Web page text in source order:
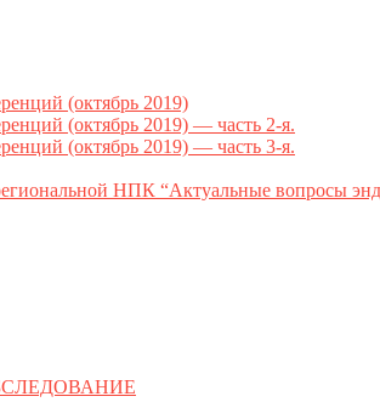
(октябрь 2019)
(октябрь 2019) — часть 2-я.
(октябрь 2019) — часть 3-я.
НПК “Актуальные вопросы